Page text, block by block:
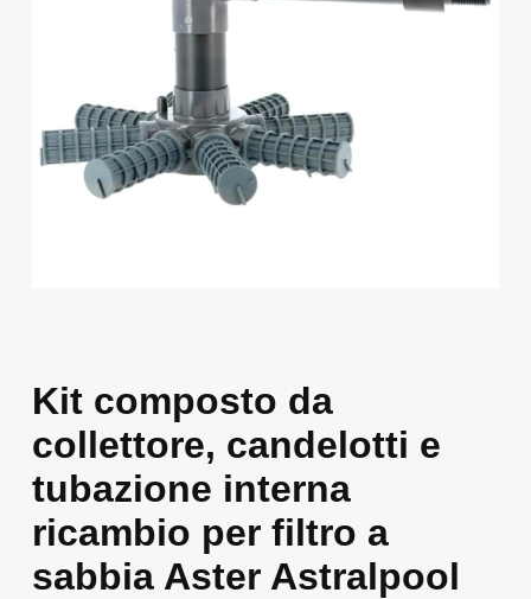
Kit composto da
collettore, candelotti e
tubazione interna
ricambio per filtro a
sabbia Aster Astralpool